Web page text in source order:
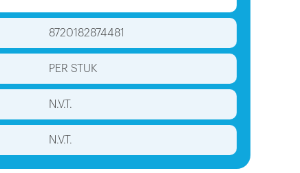
8720182874481
PER STUK
N.V.T.
N.V.T.